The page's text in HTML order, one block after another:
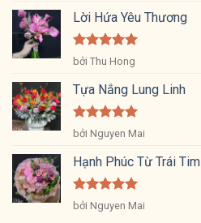
sao
Lời Hứa Yêu Thương
Được xếp
sao
bởi Thu Hong
Tựa Nắng Lung Linh
Được xếp
hạng 55
sao
bởi Nguyen Mai
Hạnh Phúc Từ Trái Tim
Được xếp
hạng 55
bởi Nguyen Mai